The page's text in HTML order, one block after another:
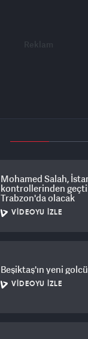
Mohamed Salah,
kontrollerinden
Trabzon'da olacak
VIDEOYU İZLE
Beşiktaş'ın yeni
VIDEOYU İZLE